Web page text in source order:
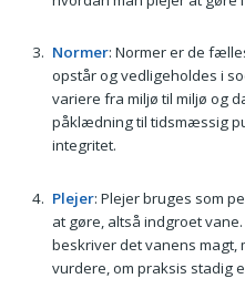
Normer: Normer er de
opstår og vedligeholdes i
variere fra miljø til miljø og
påklædning til tidsmæssig
integritet.
Plejer: Plejer bruges som
at gøre, altså indgroet
beskriver det vanens magt,
vurdere, om praksis stadig